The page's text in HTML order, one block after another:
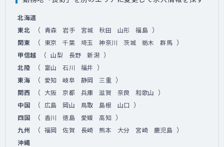
北海道
東北
（ 青森 岩手 宮城 秋田 山形 福島 ）
関東 （ 東京 千葉 埼玉 神奈川 茨城 栃木 群馬 ）
甲信越 （ 山梨 長野 新潟 ）
北陸 （ 富山 石川 福井 ）
東海 （ 愛知 岐阜 静岡 三重 ）
関西 （ 大阪 京都 兵庫 滋賀 奈良 和歌山 ）
中国 （ 広島 岡山 鳥取 島根 山口 ）
四国 （ 香川 徳島 愛媛 高知 ）
九州 （ 福岡 佐賀 長崎 熊本 大分 宮崎 鹿児島 ）
沖縄